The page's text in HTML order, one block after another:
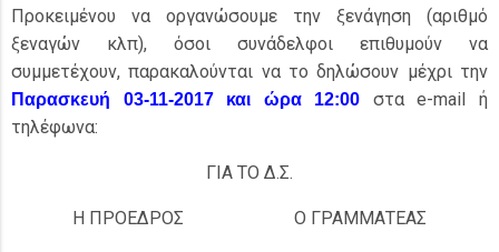
Προκειμένου να οργανώσουμε την ξενάγηση (αριθμό
ξεναγών κλπ), όσοι συνάδελφοι επιθυμούν να
συμμετέχουν, παρακαλούνται να το δηλώσουν μέχρι την
Παρασκευή 03-11-2017 και ώρα 12:00 στα e-mail ή
τηλέφωνα:
ΓΙΑ ΤΟ Δ.Σ.
Η ΠΡΟΕΔΡΟΣ Ο ΓΡΑΜΜΑΤΕΑΣ